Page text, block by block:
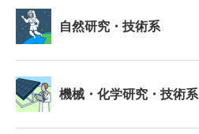
自然研究・技術系
機械・化学研究・技術系